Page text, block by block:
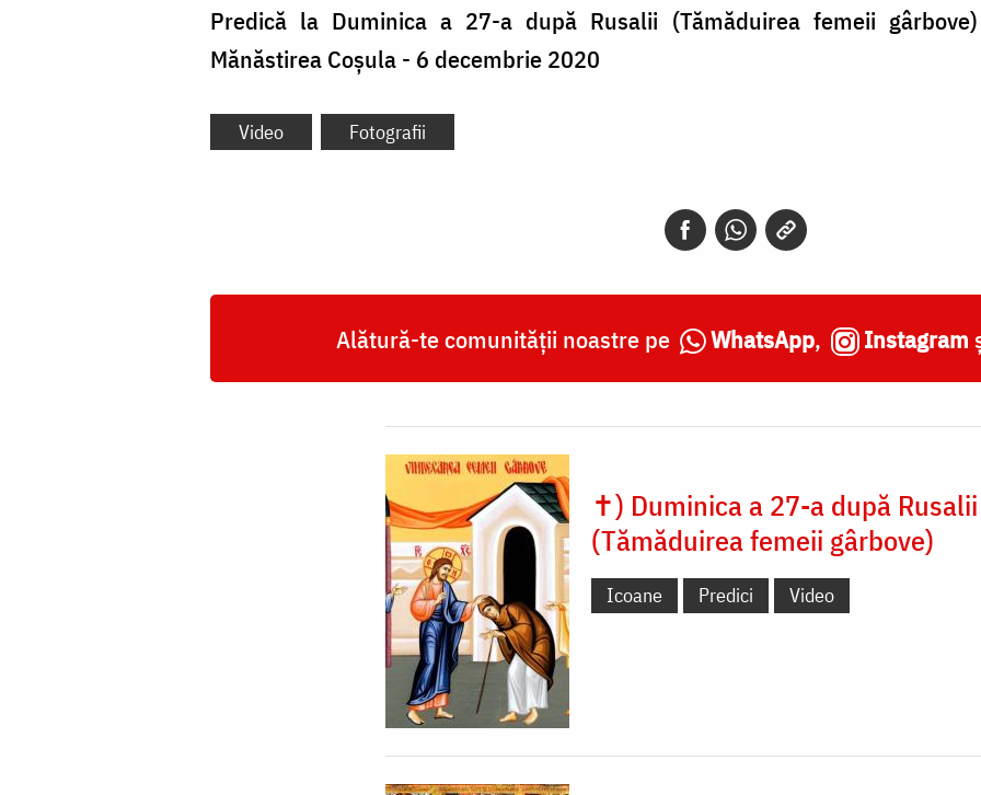
Predică la Duminica a 27-a după Rusalii (Tămăduirea femeii
Mănăstirea Coșula - 6 decembrie 2020
Video Fotografii
Alătură-te comunității noastre pe WhatsApp, Instagram
✝) Duminica a 27-a după Rusalii
(Tămăduirea femeii gârbove)
Icoane Predici Video